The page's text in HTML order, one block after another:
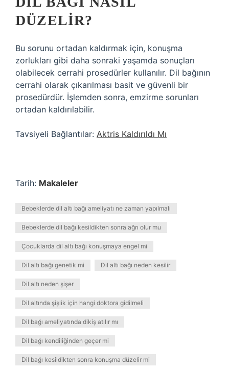
DÜZELIR?
Bu sorunu ortadan kaldırmak için, konuşma
zorlukları gibi daha sonraki yaşamda sonuçları
olabilecek cerrahi prosedürler kullanılır. Dil bağının
cerrahi olarak çıkarılması basit ve güvenli bir
prosedürdür. İşlemden sonra, emzirme sorunları
ortadan kaldırılabilir.
Tavsiyeli Bağlantılar: Aktris Kaldırıldı Mı
Tarih: Makaleler
Bebeklerde dil altı bağı ameliyatı ne zaman yapılmalı
Bebeklerde dil bağı kesildikten sonra ağrı olur mu
Çocuklarda dil altı bağı konuşmaya engel mi
Dil altı bağı genetik mi Dil altı bağı neden kesilir
Dil altı neden şişer
Dil altında şişlik için hangi doktora gidilmeli
Dil bağı ameliyatında dikiş atılır mı
Dil bağı kendiliğinden geçer mi
Dil bağı kesildikten sonra konuşma düzelir mi